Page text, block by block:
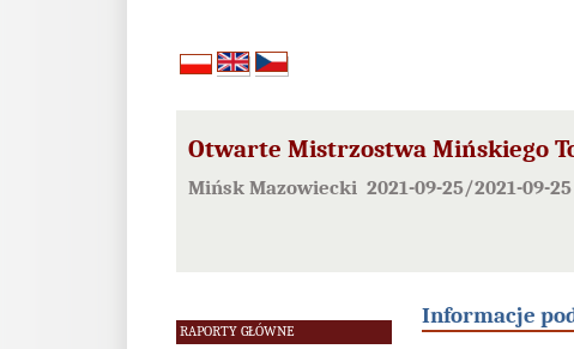
Otwarte Mistrzostwa Mińskiego
Mińsk Mazowiecki 2021-09-25/2021-09-25
RAPORTY GŁÓWNE
Informacje